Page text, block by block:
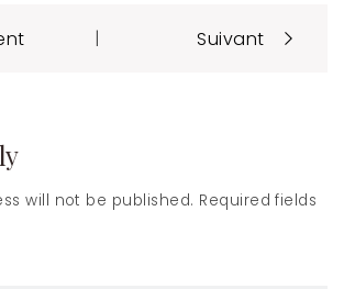
| Suivant
will not be published. Required fields